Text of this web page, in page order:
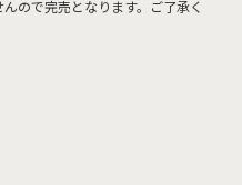
ので完売となります。ご了承く